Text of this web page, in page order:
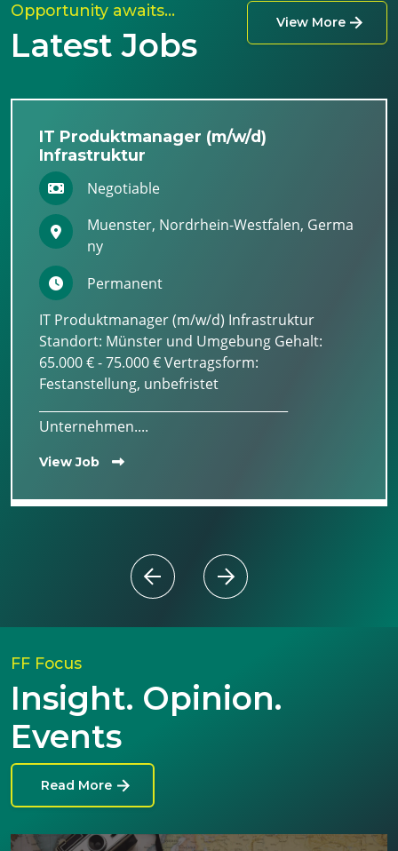
Opportunity awaits…
Latest Jobs
View More
IT Produktmanager (m/w/d)
Infrastruktur
Negotiable
Muenster, Nordrhein-Westfalen, Germa
ny
Permanent
IT Produktmanager (m/w/d) Infrastruktur
Standort: Münster und Umgebung Gehalt:
65.000 € - 75.000 € Vertragsform:
Festanstellung, unbefristet
Unternehmen....
View Job
FF Focus
Insight. Opinion.
Events
Read More